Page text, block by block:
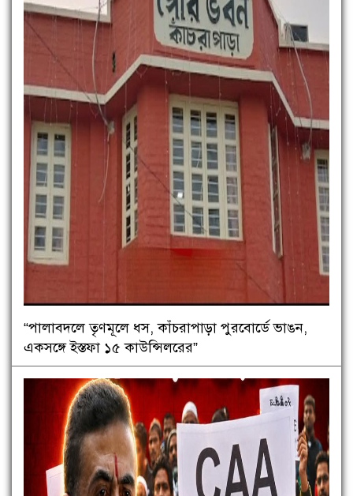
“পালাবদলে তৃণমূলে ধস, কাঁচরাপাড়া পুরবোর্ডে ভাঙন,
একসঙ্গে ইস্তফা ১৫ কাউন্সিলরের”